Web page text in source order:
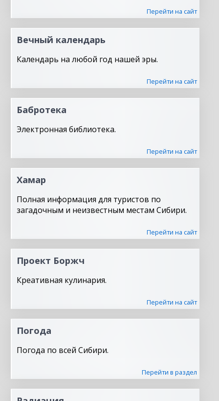
Перейти на сайт
Вечный календарь
Календарь на любой год нашей эры.
Перейти на сайт
Бабротека
Электронная библиотека.
Перейти на сайт
Хамар
Полная информация для туристов по
загадочным и неизвестным местам Сибири.
Перейти на сайт
Проект Боржч
Креативная кулинария.
Перейти на сайт
Погода
Погода по всей Сибири.
Перейти в раздел